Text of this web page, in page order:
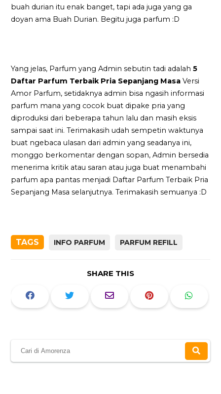
buah durian itu enak banget, tapi ada juga yang ga
doyan ama Buah Durian. Begitu juga parfum :D
Yang jelas, Parfum yang Admin sebutin tadi adalah5
Daftar Parfum Terbaik Pria Sepanjang MasaVersi
Amor Parfum, setidaknya admin bisa ngasih informasi
parfum mana yang cocok buat dipake pria yang
diproduksi dari beberapa tahun lalu dan masih eksis
sampai saat ini. Terimakasih udah sempetin waktunya
buat ngebaca ulasan dari admin yang seadanya ini,
monggo berkomentar dengan sopan, Admin bersedia
menerima kritik atau saran atau juga buat menambahi
parfum apa pantas menjadi Daftar Parfum Terbaik Pria
Sepanjang Masa selanjutnya. Terimakasih semuanya :D
TAGS INFO PARFUM PARFUM REFILL
SHARE THIS